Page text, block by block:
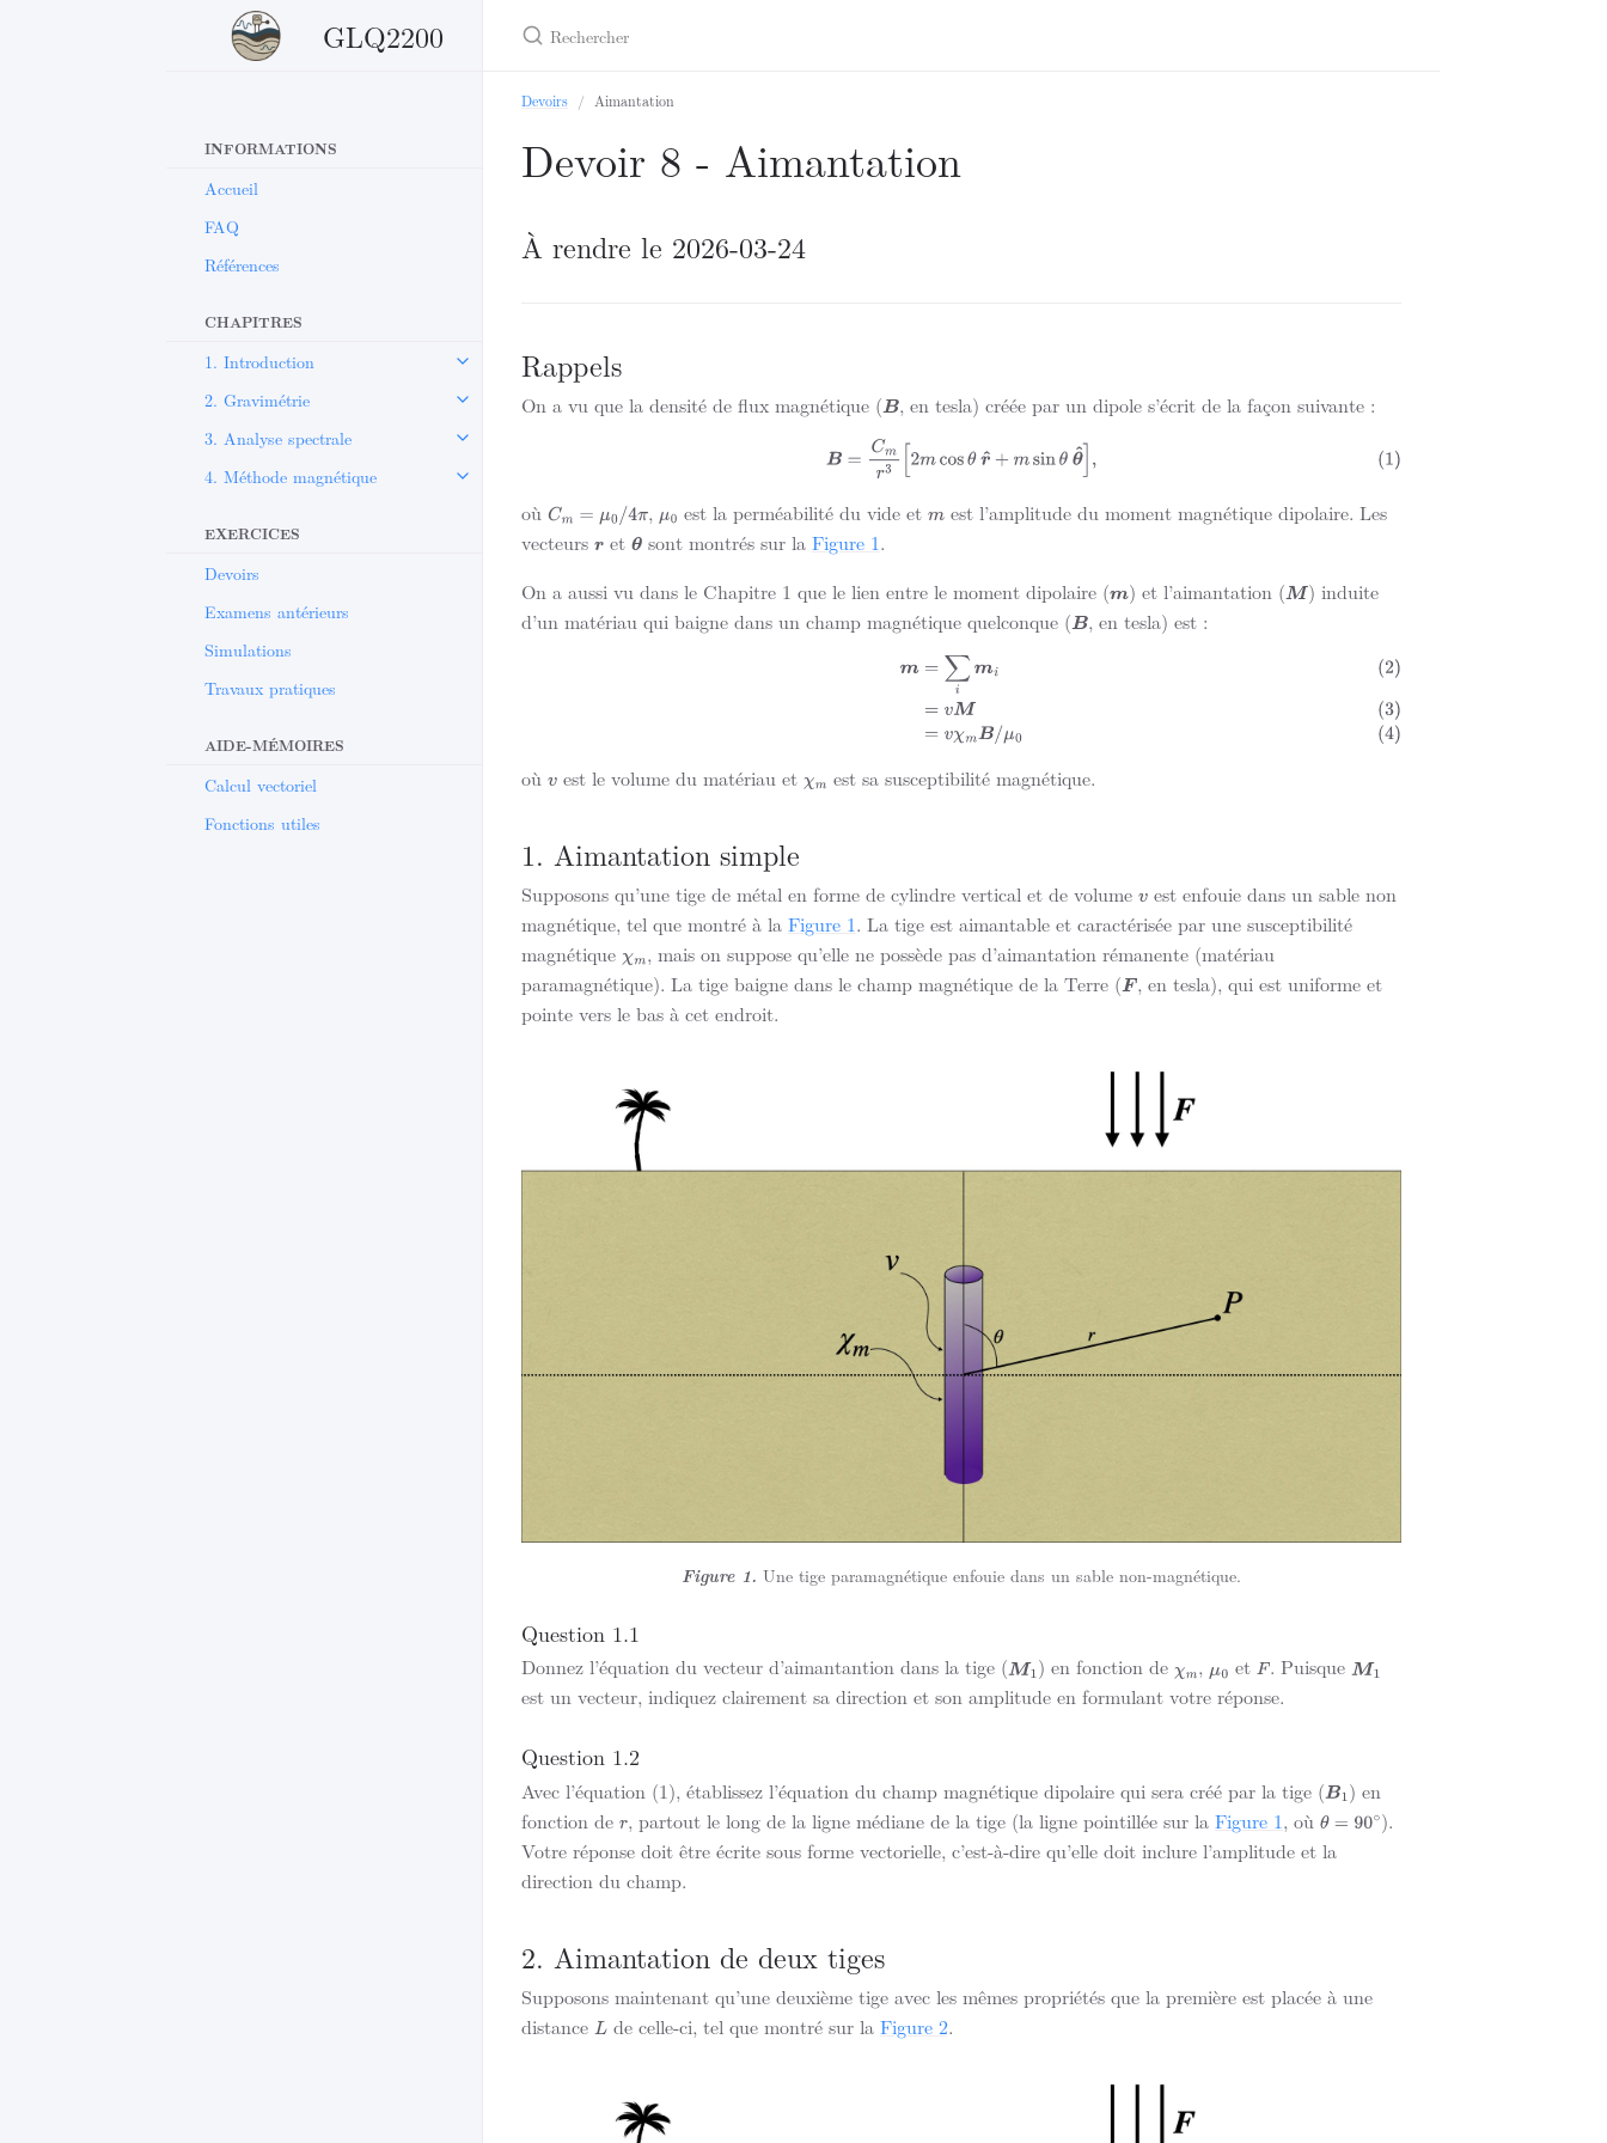
GLQ2200
INFORMATIONS
Accueil
FAQ
Références
CHAPITRES
1. Introduction
2. Gravimétrie
3. Analyse spectrale
4. Méthode magnétique
EXERCICES
Devoirs
Examens antérieurs
Simulations
Travaux pratiques
AIDE-MÉMOIRES
Calcul vectoriel
Fonctions utiles
Devoirs Aimantation
Devoir 8 - Aimantation
À rendre le 2026-03-24
Rappels
On a vu que la densité de flux magnétique (B, en tesla) créée par un dipole s’écrit de la façon suivante :
(1)B= Cmr 3[2mcosθ r ^+msinθ θ ^
où Cm =μ0/4π , μ0 est la perméabilité du vide et mest l’amplitude du moment magnétique dipolaire. Les
vecteurs r etθ sont montrés sur la Figure 1.
On a aussi vu dans le Chapitre 1 que le lien entre le moment dipolaire (m) et l’aimantation (M ) induite
d’un matériau qui baigne dans un champ magnétique quelconque (B, en tesla) est :
mi(3) =vM(4)
où vest le volume du matériau et χm est sa susceptibilité magnétique.
1. Aimantation simple
Supposons qu’une tige de métal en forme de cylindre vertical et de volume vest enfouie dans un sable non
magnétique, tel que montré à la Figure 1. La tige est aimantable et caractérisée par une susceptibilité
magnétique χm, mais on suppose qu’elle ne possède pas d’aimantation rémanente (matériau
paramagnétique). La tige baigne dans le champ magnétique de la Terre (F, en tesla), qui est uniforme et
pointe vers le bas à cet endroit.
Figure 1. Une tige paramagnétique enfouie dans un sable non-magnétique.
Question 1.1
Donnez l’équation du vecteur d’aimantantion dans la tige (M1) en fonction de χm, μ0 et F. Puisque M1
est un vecteur, indiquez clairement sa direction et son amplitude en formulant votre réponse.
Question 1.2
Avec l’équation (1), établissez l’équation du champ magnétique dipolaire qui sera créé par la tige (B1) en
fonction de r, partout le long de la ligne médiane de la tige (la ligne pointillée sur laFigure 1, oùθ=90∘ ).
Votre réponse doit être écrite sous forme vectorielle, c’est-à-dire qu’elle doit inclure l’amplitude et la
direction du champ.
2. Aimantation de deux tiges
Supposons maintenant qu’une deuxième tige avec les mêmes propriétés que la première est placée à une
distance Lde celle-ci, tel que montré sur la Figure 2.